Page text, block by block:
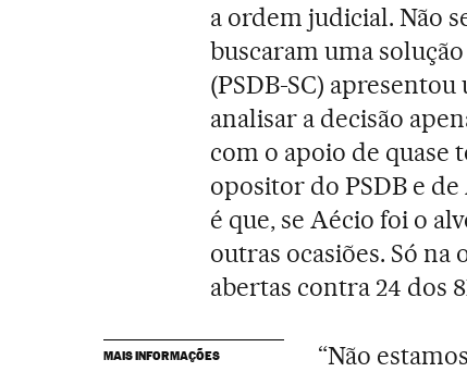
a ordem judicial. Não
buscaram uma
(PSDB-SC)
analisar a decisão
com o apoio de quase
opositor do PSDB e
é que, se Aécio foi o
outras ocasiões. Só na
abertas contra 24 dos
MAIS INFORMAÇÕES
“Não